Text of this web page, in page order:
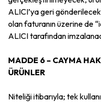
ALICI’ya geri
olan faturanın üzerine de
ALICI tarafından
MADDE 6 – CAYMA
ÜRÜNLER
Niteliği itibarıyla; tek